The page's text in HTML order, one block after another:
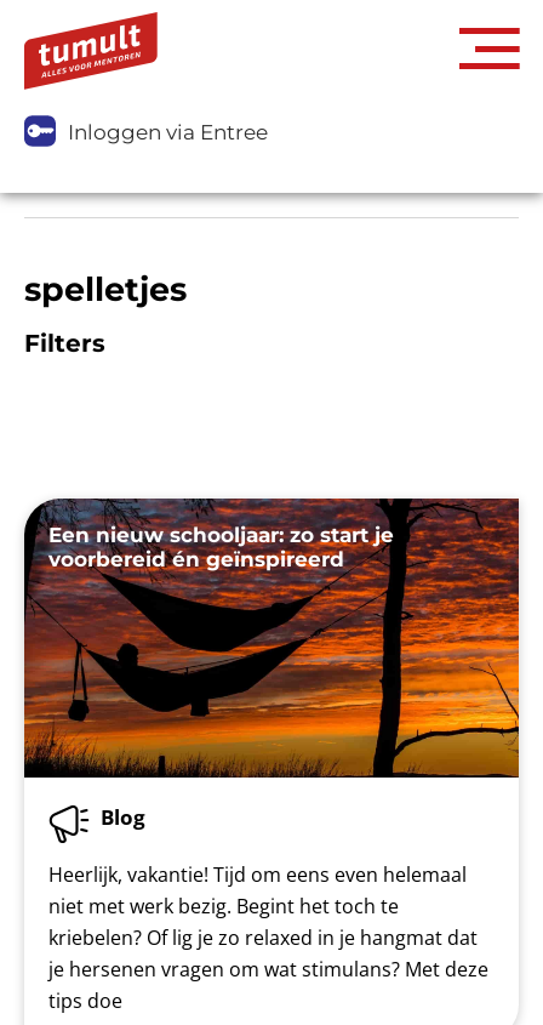
Inloggen via Entree
spelletjes
Filters
Een nieuw schooljaar: zo start je
voorbereid én geïnspireerd
Blog
Heerlijk, vakantie! Tijd om eens even helemaal
niet met werk bezig. Begint het toch te
kriebelen? Of lig je zo relaxed in je hangmat dat
je hersenen vragen om wat stimulans? Met deze
tips doe